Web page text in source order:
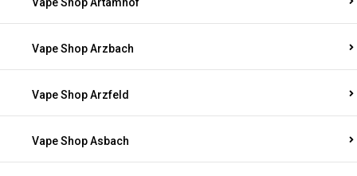
Vape Shop Arzbach
Vape Shop Arzfeld
Vape Shop Asbach